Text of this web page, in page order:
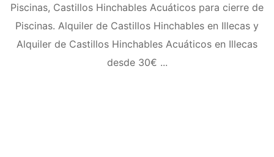
Piscinas, Castillos Hinchables Acuáticos para cierre de
Piscinas. Alquiler de Castillos Hinchables en Illecas y
Alquiler de Castillos Hinchables Acuáticos en Illecas
desde 30€ ...